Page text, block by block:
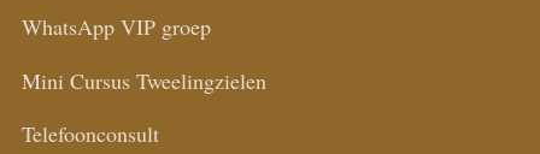
WhatsApp VIP groep
Mini Cursus Tweelingzielen
Telefoonconsult